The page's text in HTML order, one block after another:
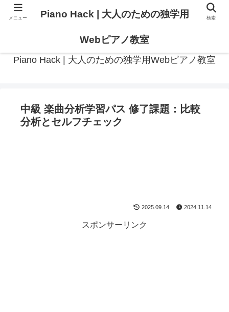
Piano Hack | 大人のための独学用Webピアノ教室
中級 楽曲分析学習パス 修了課題：比較
分析とセルフチェック
2025.09.14 2024.11.14
スポンサーリンク
メニュー Piano Hack | 大人のための独学用
Webピアノ教室
検索